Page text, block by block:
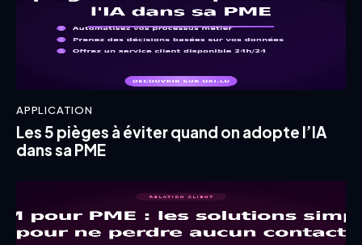
APPLICATION
Les 5 pièges à éviter quand on adopte l’IA
dans sa PME